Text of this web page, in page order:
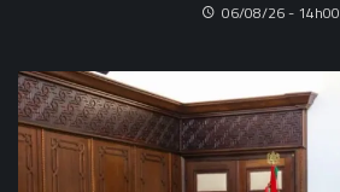
06/08/26 - 14h00